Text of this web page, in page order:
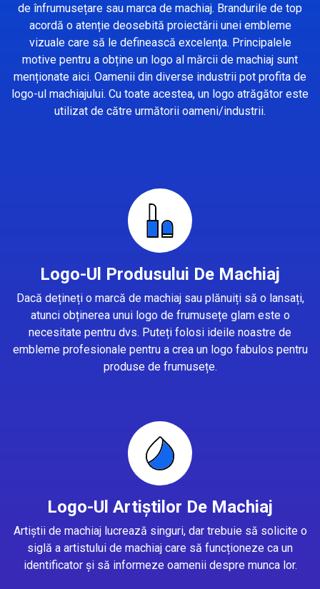
de înfrumusețare sau marca de machiaj. Brandurile de top
acordă o atenție deosebită proiectării unei embleme
vizuale care să le definească excelența. Principalele
motive pentru a obține un logo al mărcii de machiaj sunt
menționate aici. Oamenii din diverse industrii pot profita de
logo-ul machiajului. Cu toate acestea, un logo atrăgător este
utilizat de către următorii oameni/industrii.
Logo-Ul Produsului De Machiaj
Dacă dețineți o marcă de machiaj sau plănuiți să o lansați,
atunci obținerea unui logo de frumusețe glam este o
necesitate pentru dvs. Puteți folosi ideile noastre de
embleme profesionale pentru a crea un logo fabulos pentru
produse de frumusețe.
Logo-Ul Artiștilor De Machiaj
Artiștii de machiaj lucrează singuri, dar trebuie să solicite o
siglă a artistului de machiaj care să funcționeze ca un
identificator și să informeze oamenii despre munca lor.